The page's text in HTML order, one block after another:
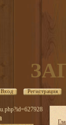
Вход Регистрация